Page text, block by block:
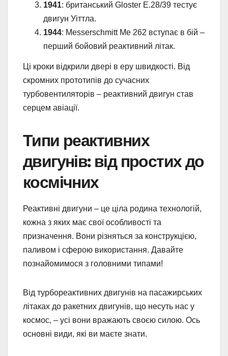
1941: британський Gloster E.28/39 тестує
двигун Уіттла.
1944: Messerschmitt Me 262 вступає в бій –
перший бойовий реактивний літак.
Ці кроки відкрили двері в еру швидкості. Від
скромних прототипів до сучасних
турбовентиляторів – реактивний двигун став
серцем авіації.
Типи реактивних
двигунів: від простих до
космічних
Реактивні двигуни – це ціла родина технологій,
кожна з яких має свої особливості та
призначення. Вони різняться за конструкцією,
паливом і сферою використання. Давайте
познайомимося з головними типами!
Від турбореактивних двигунів на пасажирських
літаках до ракетних двигунів, що несуть нас у
космос, – усі вони вражають своєю силою. Ось
основні види, які ви маєте знати.